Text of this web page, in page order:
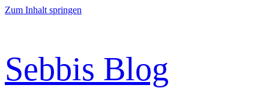
Zum Inhalt springen
Sebbis Blog